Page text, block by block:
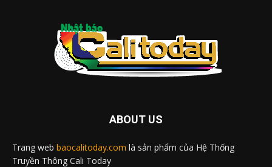
ABOUT US
Trang web baocalitoday.com là sản phẩm của Hệ Thống
Truyền Thông Cali Today